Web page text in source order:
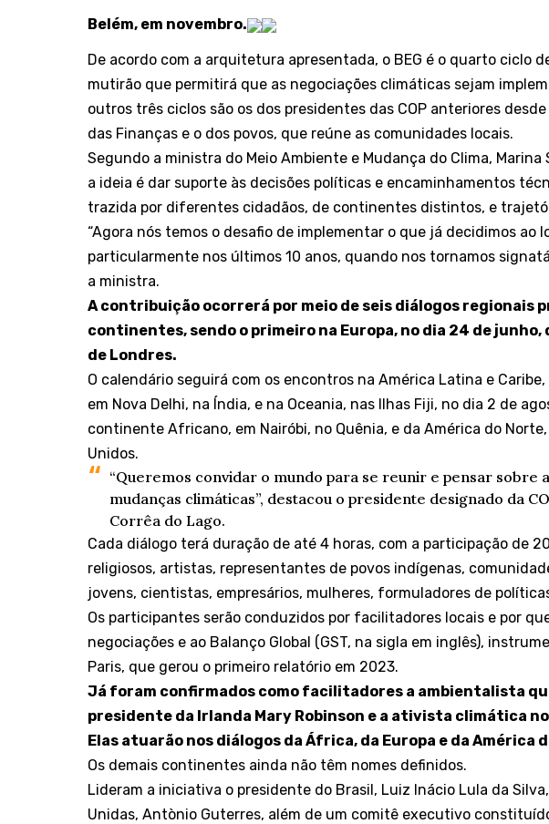
Belém, em novembro.
De acordo com a arquitetura apresentada, o BEG é o quarto ciclo
mutirão que permitirá que as negociações climáticas sejam
outros três ciclos são os dos presidentes das COP anteriores
das Finanças e o dos povos, que reúne as comunidades locais.
Segundo a ministra do Meio Ambiente e Mudança do Clima,
a ideia é dar suporte às decisões políticas e encaminhamentos
trazida por diferentes cidadãos, de continentes distintos, e
“Agora nós temos o desafio de implementar o que já decidimos ao
particularmente nos últimos 10 anos, quando nos tornamos
a ministra.
A contribuição ocorrerá por meio de seis diálogos regionais
continentes, sendo o primeiro na Europa, no dia 24 de
de Londres.
O calendário seguirá com os encontros na América Latina e
em Nova Delhi, na Índia, e na Oceania, nas Ilhas Fiji, no dia 2 de
continente Africano, em Nairóbi, no Quênia, e da América do Norte,
Unidos.
“Queremos convidar o mundo para se reunir e pensar sobre
mudanças climáticas”, destacou o presidente designado da
Corrêa do Lago.
Cada diálogo terá duração de até 4 horas, com a participação de
religiosos, artistas, representantes de povos indígenas,
jovens, cientistas, empresários, mulheres, formuladores de
Os participantes serão conduzidos por facilitadores locais e por
negociações e ao Balanço Global (GST, na sigla em inglês),
Paris, que gerou o primeiro relatório em 2023.
Já foram confirmados como facilitadores a ambientalista
presidente da Irlanda Mary Robinson e a ativista climática
Elas atuarão nos diálogos da África, da Europa e da
Os demais continentes ainda não têm nomes definidos.
Lideram a iniciativa o presidente do Brasil, Luiz Inácio Lula da
Unidas, Antònio Guterres, além de um comitê executivo